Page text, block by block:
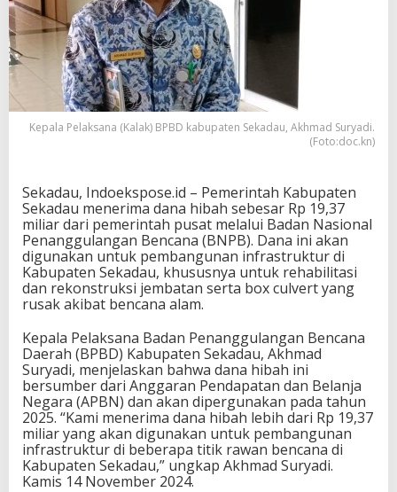
Kepala Pelaksana (Kalak) BPBD kabupaten Sekadau, Akhmad Suryadi.
(Foto:doc.kn)
Sekadau, Indoekspose.id – Pemerintah Kabupaten
Sekadau menerima dana hibah sebesar Rp 19,37
miliar dari pemerintah pusat melalui Badan Nasional
Penanggulangan Bencana (BNPB). Dana ini akan
digunakan untuk pembangunan infrastruktur di
Kabupaten Sekadau, khususnya untuk rehabilitasi
dan rekonstruksi jembatan serta box culvert yang
rusak akibat bencana alam.
Kepala Pelaksana Badan Penanggulangan Bencana
Daerah (BPBD) Kabupaten Sekadau, Akhmad
Suryadi, menjelaskan bahwa dana hibah ini
bersumber dari Anggaran Pendapatan dan Belanja
Negara (APBN) dan akan dipergunakan pada tahun
2025. “Kami menerima dana hibah lebih dari Rp 19,37
miliar yang akan digunakan untuk pembangunan
infrastruktur di beberapa titik rawan bencana di
Kabupaten Sekadau,” ungkap Akhmad Suryadi.
Kamis 14 November 2024.